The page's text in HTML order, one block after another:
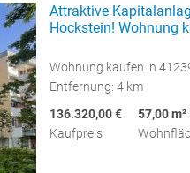
Attraktive
Hockstein! Wohnung
Wohnung kaufen in
Entfernung: 4 km
136.320,00 €
Kaufpreis
57,00 m²